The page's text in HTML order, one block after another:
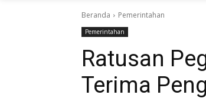
Beranda Pemerintahan
Pemerintahan
Ratusan
Terima